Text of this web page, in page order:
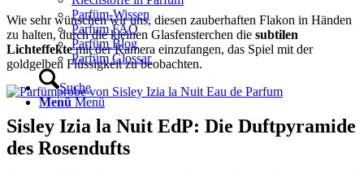
Parfüm-Wissen
Parfum FAQ
Parfüm Blog
Parfüm Glossar
Suche
Menü Menü
Wie sehr wünschen wir uns, diesen zauberhaften Flakon in Händen
zu halten, durch die kleinen Glasfensterchen die subtilen
Lichteffektemit der Kamera einzufangen, das Spiel mit der
goldgelben Flüssigkeit zu beobachten.
Sisley Izia la Nuit EdP: Die Duftpyramide
des Rosendufts